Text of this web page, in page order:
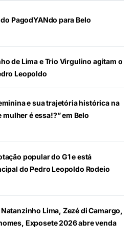
PagodYANdo para Belo
de Lima e Trio Virgulino agitam o
Leopoldo
e sua trajetória histórica na
é essa!?” em Belo
popular do G1 e está
do Pedro Leopoldo Rodeio
Lima, Zezé di Camargo,
Exposete 2026 abre venda